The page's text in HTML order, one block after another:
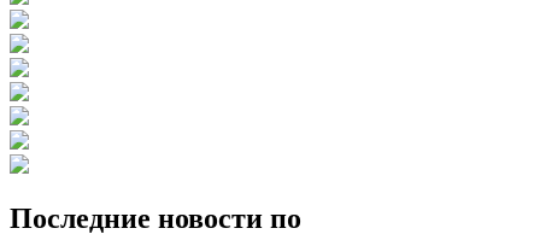
Последние новости по